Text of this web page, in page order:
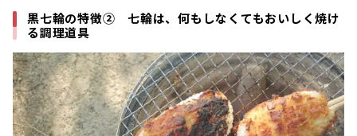
黒七輪の特徴② 七輪は、何もしなくてもおいしく焼け
る調理道具